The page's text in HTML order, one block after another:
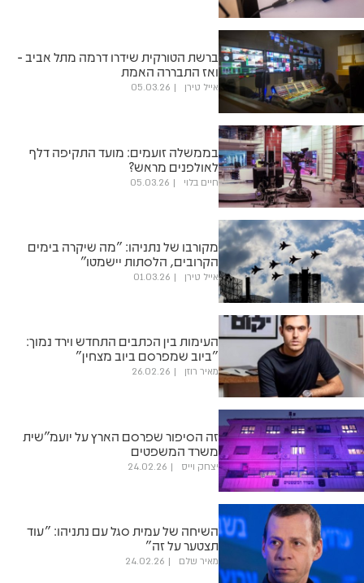
ברשת הטורקית שידרו דרמה מתל אביב -
ואז התבררה האמת
אייל טירן 05.03.26
בממשלה זועמים: מועד התקיפה דלף
לאולפנים מראש?
חיים בלוי 05.03.26
מקורבו של נתניהו: "מה שיקרה בימים
הקרובים, הלסתות יישמטו"
אייל טירן 01.03.26
העימות בין הכתבים התחדש וירד נמוך:
"ביוב שמפרסם ביוב מצחין"
מאיר רוזן 26.02.26
זה הסיפור שפרסם הארץ על יועמ"שית
משרד המשפטים
יצחק וייס 24.02.26
השיחה של עמית סגל עם נתניהו: "עוד
תצטער על זה"
מאיר שלם 24.02.26